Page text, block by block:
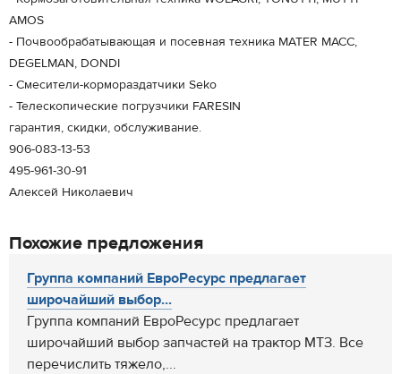
AMOS
- Почвообрабатывающая и посевная техника MATER MACC,
DEGELMAN, DONDI
- Смесители-кормораздатчики Seko
- Телескопические погрузчики FARESIN
гарантия, скидки, обслуживание.
906-083-13-53
495-961-30-91
Алексей Николаевич
Похожие предложения
Группа компаний ЕвроРесурс предлагает
широчайший выбор...
Группа компаний ЕвроРесурс предлагает
широчайший выбор запчастей на трактор МТЗ. Все
перечислить тяжело,...